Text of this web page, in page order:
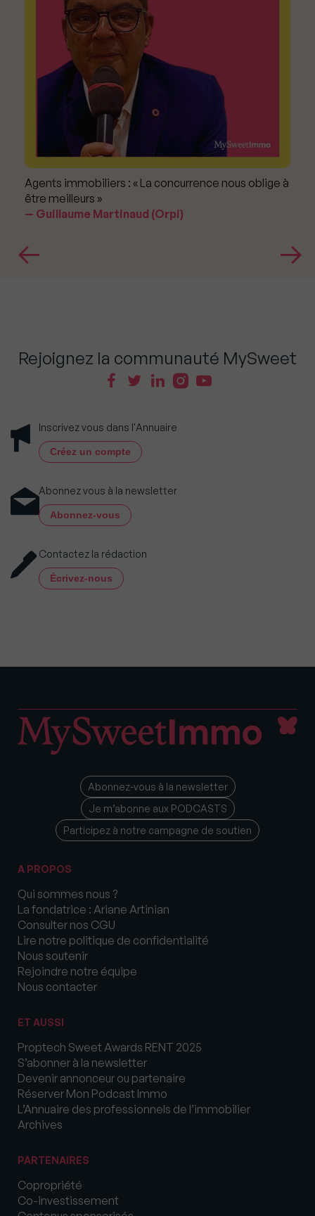
Agents immobiliers : « La concurrence nous oblige à
être meilleurs »
Guillaume Martinaud (Orpi)
Rejoignez la communauté MySweet
Inscrivez vous dans l'Annuaire
Créez un compte
Abonnez vous à la newsletter
Abonnez-vous
Contactez la rédaction
Écrivez-nous
Abonnez-vous à la newsletter
Je m’abonne aux PODCASTS
Participez à notre campagne de soutien
A PROPOS
Qui sommes nous ?
La fondatrice : Ariane Artinian
Consulter nos CGU
Lire notre politique de confidentialité
Nous soutenir
Rejoindre notre équipe
Nous contacter
ET AUSSI
Proptech Sweet Awards RENT 2025
S’abonner à la newsletter
Devenir annonceur ou partenaire
Réserver Mon Podcast Immo
L’Annuaire des professionnels de l’immobilier
Archives
PARTENAIRES
Copropriété
Co-investissement